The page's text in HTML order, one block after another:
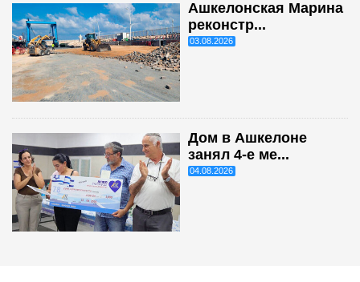
Ашкелонская Марина
реконстр...
03.08.2026
Дом в Ашкелоне
занял 4-е ме...
04.08.2026